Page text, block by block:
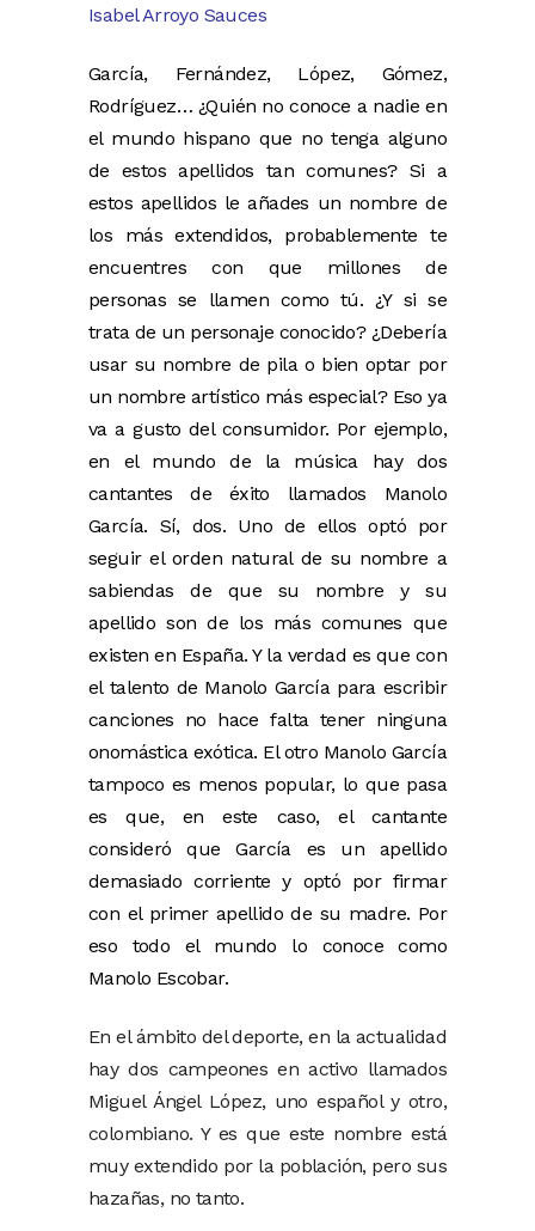
Isabel Arroyo Sauces
García, Fernández, López, Gómez,
Rodríguez… ¿Quién no conoce a nadie en
el mundo hispano que no tenga alguno
de estos apellidos tan comunes? Si a
estos apellidos le añades un nombre de
los más extendidos, probablemente te
encuentres con que millones de
personas se llamen como tú. ¿Y si se
trata de un personaje conocido? ¿Debería
usar su nombre de pila o bien optar por
un nombre artístico más especial? Eso ya
va a gusto del consumidor. Por ejemplo,
en el mundo de la música hay dos
cantantes de éxito llamados Manolo
García. Sí, dos. Uno de ellos optó por
seguir el orden natural de su nombre a
sabiendas de que su nombre y su
apellido son de los más comunes que
existen en España. Y la verdad es que con
el talento de Manolo García para escribir
canciones no hace falta tener ninguna
onomástica exótica. El otro Manolo García
tampoco es menos popular, lo que pasa
es que, en este caso, el cantante
consideró que García es un apellido
demasiado corriente y optó por firmar
con el primer apellido de su madre. Por
eso todo el mundo lo conoce como
Manolo Escobar.
En el ámbito del deporte, en la actualidad
hay dos campeones en activo llamados
Miguel Ángel López, uno español y otro,
colombiano. Y es que este nombre está
muy extendido por la población, pero sus
hazañas, no tanto.